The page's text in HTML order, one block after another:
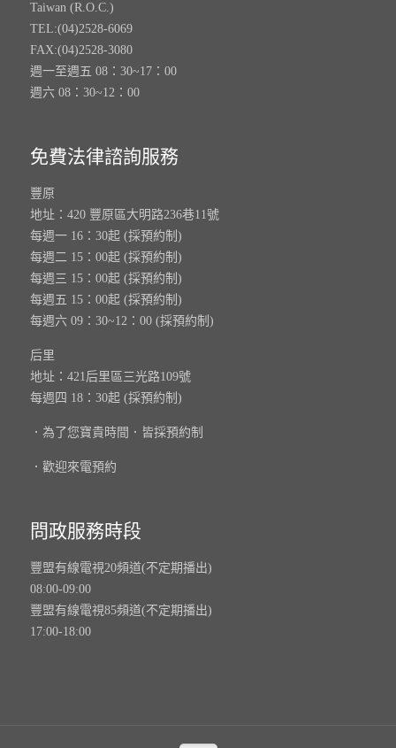
Taiwan (R.O.C.)
TEL:(04)2528-6069
FAX:(04)2528-3080
週一至週五 08：30~17：00
週六 08：30~12：00
免費法律諮詢服務
豐原
地址：420 豐原區大明路236巷11號
每週一 16：30起 (採預約制)
每週二 15：00起 (採預約制)
每週三 15：00起 (採預約制)
每週五 15：00起 (採預約制)
每週六 09：30~12：00 (採預約制)
后里
地址：421后里區三光路109號
每週四 18：30起 (採預約制)
．為了您寶貴時間．皆採預約制
．歡迎來電預約
問政服務時段
豐盟有線電視20頻道(不定期播出)
08:00-09:00
豐盟有線電視85頻道(不定期播出)
17:00-18:00